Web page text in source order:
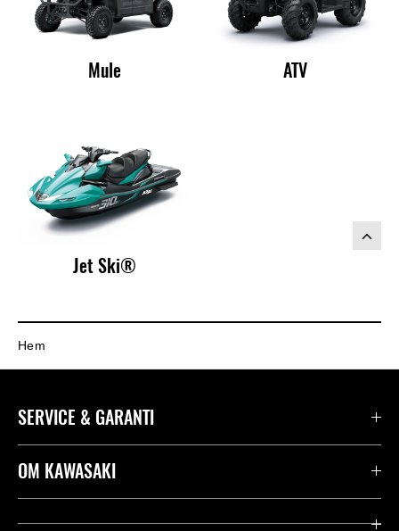
Mule ATV
Jet Ski®
Hem
SERVICE & GARANTI
Kontakta oss
OM KAWASAKI
Företag